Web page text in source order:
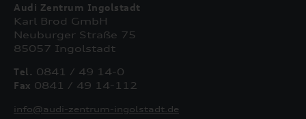
Audi Zentrum Ingolstadt
Karl Brod GmbH
Neuburger Straße 75
85057 Ingolstadt
Tel. 0841 / 49 14-0
Fax 0841 / 49 14-112
info@audi-zentrum-ingolstadt.de